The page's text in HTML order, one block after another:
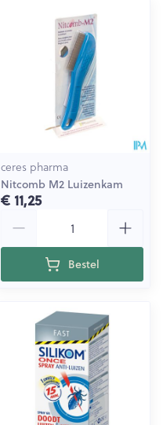
ceres pharma
Nitcomb M2 Luizenkam
€ 11,25
Bestel